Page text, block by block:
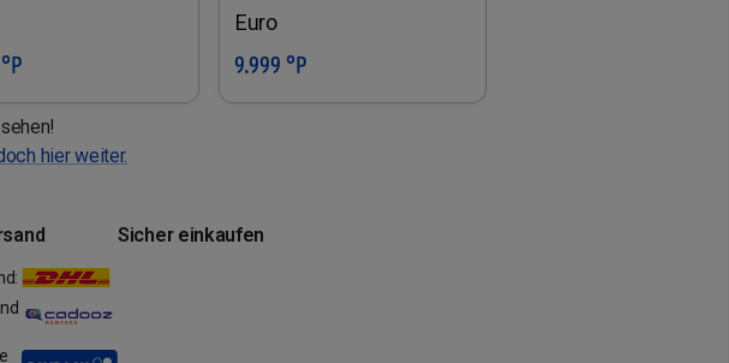
In den Warenkorb
Euro
In den Warenkorb
9.999 °P
hier weiter.
Sicher einkaufen